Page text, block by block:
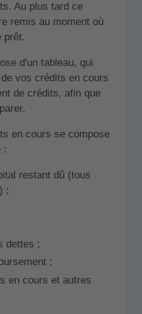
Au plus tard ce
remis au moment où
prêt.
d'un tableau, qui
vos crédits en cours
de crédits, afin que
en cours se compose
:
restant dû (tous
;
dettes ;
;
en cours et autres